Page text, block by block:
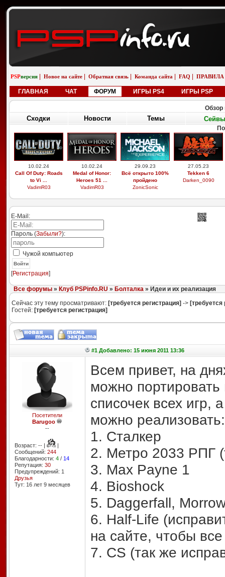
PSPверсия Новое на сайте Обратная связь Команда сайта FAQ ПРАВИЛА
ГЛАВНАЯ ЧАТ ФОРУМ ИГРЫ PS4 ИГРЫ PSP
Обзор
Сходки Новости Темы Сейвы
10.02.24
Call Of Duty: Roads
to Vi ...
VadimR03
10.02.24
Medal of Honor:
Heroes 51 ...
VadimR03
29.09.23
Всё открыто 100%
пройдено
ZonicSonic
27.05.23
Tekken 6
Darken_0090
E-Mail:
Пароль (Забыли?):
Чужой компьютер
Войти
[Регистрация]
Все форумы» Клуб PSPinfo.RU » Болталка» Идеи и их реализация
Сейчас эту тему просматривают: [требуется регистрация] -> [требуется
Гостей: [требуется регистрация]
#1 Добавлено: 15 июня 2011 13:36
Посетители
Barugoo
--
Возраст: -- |
|
Сообщений: 244
Благодарности: 4/ 14
Репутация: 30
Предупреждений: 1
Друзья
Тут: 16 лет 9 месяцев
Всем привет, на
можно портировать
списочек всех игр,
можно реализовать:
1. Сталкер
2. Метро 2033 РПГ
3. Max Payne 1
4. Bioshock
5. Daggerfall,
6. Half-Life
на сайте, чтобы
7. CS (так же